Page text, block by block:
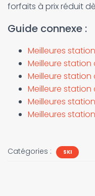
forfaits à prix réduit
Guide connexe :
Meilleures
Meilleure station
Meilleure station
Meilleure station
Meilleures
Meilleures
Catégories : SKI